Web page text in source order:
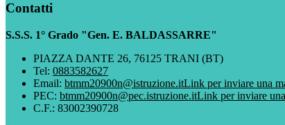
Contatti
S.S.S. 1° Grado "Gen. E. BALDASSARRE"
PIAZZA DANTE 26, 76125 TRANI (BT)
Tel: 0883582627
Email: btmm20900n@istruzione.itLink per inviare una
PEC: btmm20900n@pec.istruzione.itLink per inviare
C.F.: 83002390728